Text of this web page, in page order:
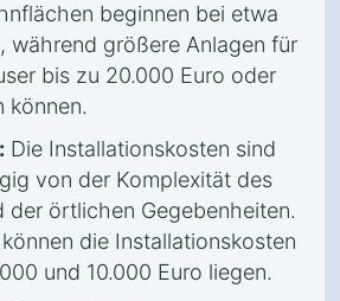
beginnen bei etwa
während größere Anlagen für
bis zu 20.000 Euro oder
können.
Die Installationskosten sind
von der Komplexität des
der örtlichen Gegebenheiten.
die Installationskosten
und 10.000 Euro liegen.